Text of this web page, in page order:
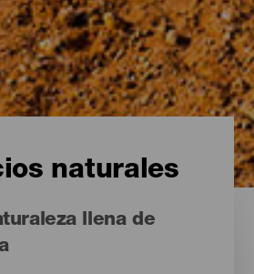
naturales
llena de